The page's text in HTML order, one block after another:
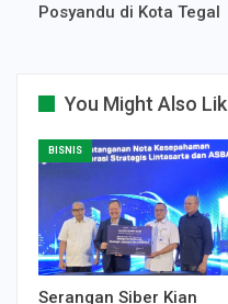
Posyandu di Kota Tegal
You Might Also
BISNIS
Serangan Siber Kian